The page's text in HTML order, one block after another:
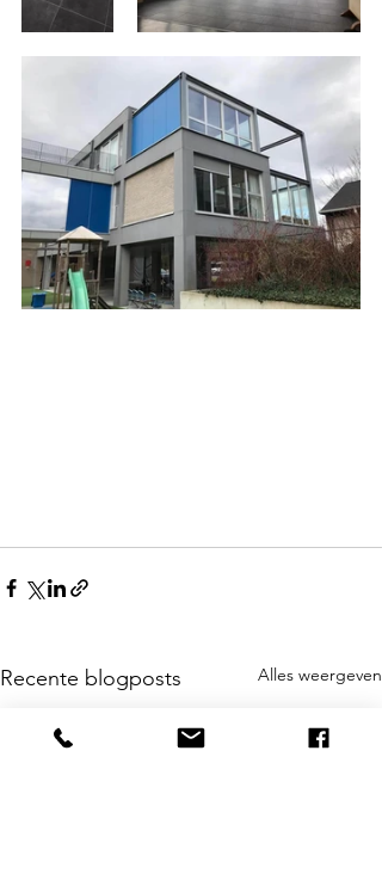
Recente blogposts Alles weergeven